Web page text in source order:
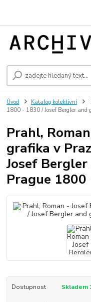
Úvod Katalog kolektivní
1800 - 1830 / Josef Bergler
Prahl,
grafika v
Josef
Prague
Dostupnost Skladem